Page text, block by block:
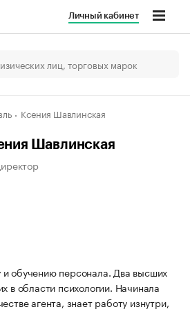
Личный кабинет
Ксения Шавлинская
Шавлинская
обучению персонала. Два высших
в области психологии. Начинала
агента, знает работу изнутри,